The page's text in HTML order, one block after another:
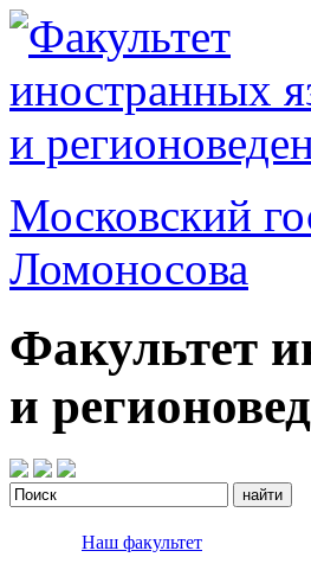
Московский
Ломоносова
Факультет
и
Наш факультет